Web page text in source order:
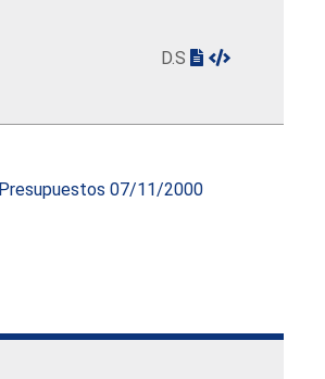
D.S
07/11/2000